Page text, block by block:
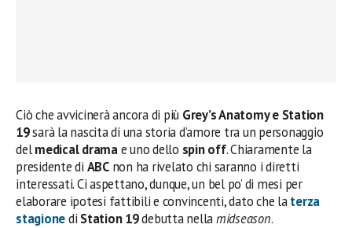
Ciò che avvicinerà ancora di più Grey’s Anatomy e Station
19sarà la nascita di una storia d’amore tra un personaggio
delmedical dramae uno dello spin off. Chiaramente la
presidente di ABCnon ha rivelato chi saranno i diretti
interessati. Ci aspettano, dunque, un bel po’ di mesi per
elaborare ipotesi fattibili e convincenti, dato che laterza
stagionedi Station 19debutta nellamidseason.